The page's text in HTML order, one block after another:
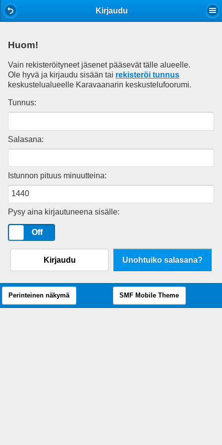
Kirjaudu
Huom!
Vain rekisteröityneet jäsenet pääsevät tälle alueelle.
Ole hyvä ja kirjaudu sisään tai rekisteröi tunnus
keskustelualueelle Karavaanarin keskustelufoorumi.
Tunnus:
Salasana:
Istunnon pituus minuutteina:
Pysy aina kirjautuneena sisälle:
Off
Kirjaudu Unohtuiko salasana?
Perinteinen näkymä SMF Mobile Theme